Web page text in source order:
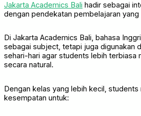
Jakarta Academics Bali hadir sebagai
dengan pendekatan pembelajaran yang
Di Jakarta Academics Bali, bahasa
sebagai subject, tetapi juga digunakan
sehari-hari agar students lebih terbiasa
secara natural.
Dengan kelas yang lebih kecil,
kesempatan untuk: